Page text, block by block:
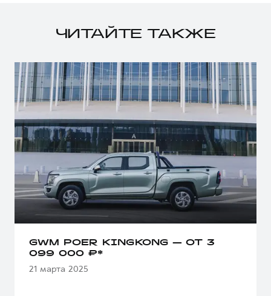
ЧИТАЙТЕ ТАКЖЕ
GWM POER KINGKONG — ОТ 3
099 000 ₽*
21 марта 2025